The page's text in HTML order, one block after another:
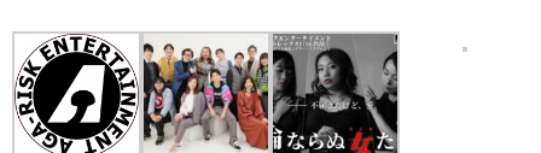
ミズタニ会議
GO→TENライブ